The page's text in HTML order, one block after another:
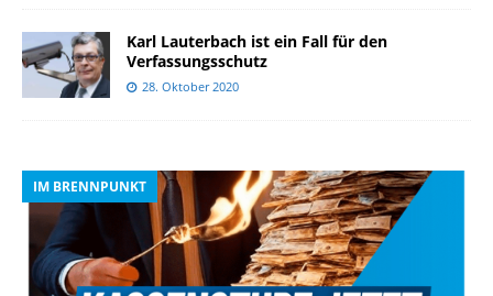
Karl Lauterbach ist ein Fall für den
Verfassungsschutz
28. Oktober 2020
IM BRENNPUNKT